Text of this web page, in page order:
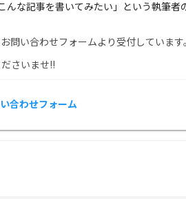
こんな記事を書いてみたい」という執筆
問い合わせフォームより受付しています。
さいませ!!
合わせフォーム